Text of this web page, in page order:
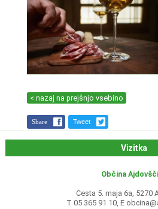
< nazaj na prejšnjo vsebino
Share Tweet
Vizitka
Občina
Cesta 5. maja 6a, 5270
T 05 365 91 10, E